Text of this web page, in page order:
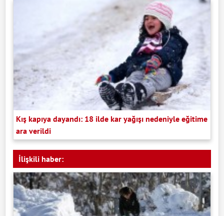
Kış kapıya dayandı: 18 ilde kar yağışı nedeniyle eğitime
ara verildi
İlişkili haber: